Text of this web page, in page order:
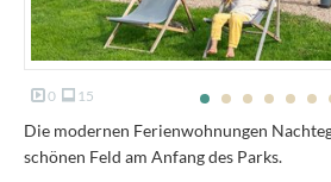
0 15
Die modernen Ferienwohnungen
schönen Feld am Anfang des Parks.